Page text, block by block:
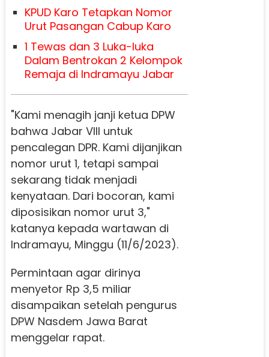
KPUD Karo Tetapkan Nomor
Urut Pasangan Cabup Karo
1 Tewas dan 3 Luka-luka
Dalam Bentrokan 2 Kelompok
Remaja di Indramayu Jabar
"Kami menagih janji ketua DPW
bahwa Jabar VIII untuk
pencalegan DPR. Kami dijanjikan
nomor urut 1, tetapi sampai
sekarang tidak menjadi
kenyataan. Dari bocoran, kami
diposisikan nomor urut 3,"
katanya kepada wartawan di
Indramayu, Minggu (11/6/2023).
Permintaan agar dirinya
menyetor Rp 3,5 miliar
disampaikan setelah pengurus
DPW Nasdem Jawa Barat
menggelar rapat.